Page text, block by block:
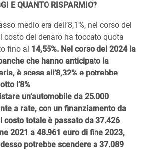
E QUANTO RISPARMIO?
medio era dell’8,1%, nel corso del
costo del denaro ha toccato quota
fino al 14,55%. Nel corso del 2024 la
che hanno anticipato la
è scesa all’8,32% e potrebbe
l’8%
un’automobile da 25.000
a rate, con un finanziamento da
costo totale è passato da 37.426
2021 a 48.961 euro di fine 2023,
potrebbe scendere a 37.089